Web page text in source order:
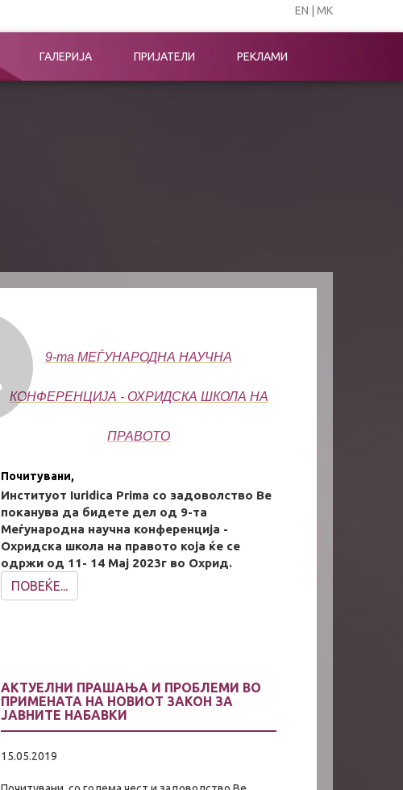
EN МК
ГАЛЕРИЈА ПРИЈАТЕЛИ РЕКЛАМИ
9-та МЕЃУНАРОДНА НАУЧНА
КОНФЕРЕНЦИЈА - ОХРИДСКА ШКОЛА НА
ПРАВОТО
Почитувани,
Институот Iuridica Prima со задоволство Ве
поканува да бидете дел од 9-та
Меѓународна научна конференција -
Охридска школа на правото која ќе се
одржи од 11- 14 Мај 2023г во Охрид.
ПОВЕЌЕ...
АКТУЕЛНИ ПРАШАЊА И ПРОБЛЕМИ ВО
ПРИМЕНАТА НА НОВИОТ ЗАКОН ЗА
ЈАВНИТЕ НАБАВКИ
15.05.2019